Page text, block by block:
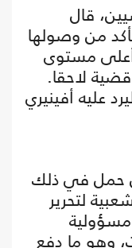
قال
من وصولها
مستوى
لاحقا.
عليه أفينيري
حمل في ذلك
لتحرير
وهو ما دفع